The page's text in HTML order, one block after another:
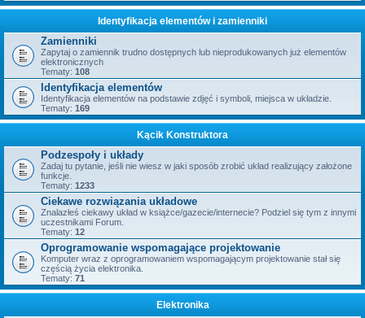
Identyfikacja elementów i zamienniki
Zamienniki
Zapytaj o zamiennik trudno dostępnych lub nieprodukowanych już elementów
elektronicznych
Tematy: 108
Identyfikacja elementów
Identyfikacja elementów na podstawie zdjęć i symboli, miejsca w układzie.
Tematy: 169
Kącik Konstruktora
Podzespoły i układy
Zadaj tu pytanie, jeśli nie wiesz w jaki sposób zrobić układ realizujący założone
funkcje.
Tematy: 1233
Ciekawe rozwiązania układowe
Znalazłeś ciekawy układ w książce/gazecie/internecie? Podziel się tym z innymi
uczestnikami Forum.
Tematy: 12
Oprogramowanie wspomagające projektowanie
Komputer wraz z oprogramowaniem wspomagającym projektowanie stał się
częścią życia elektronika.
Tematy: 71
Elektronika